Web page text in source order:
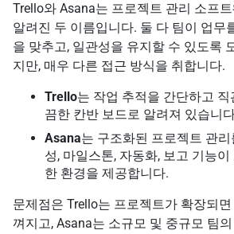
Trello와 Asana는 프로젝트 관리 소프
알려진 두 이름입니다. 둘 다 팀이 업무
을 맞추고, 일관성을 유지할 수 있도록
지만, 매우 다른 접근 방식을 취합니다.
Trello는 작업 추적을 간단하고
끔한 칸반 보드로 알려져 있습니
Asana는 구조화된 프로젝트 관
성, 마일스톤, 자동화, 보고 기능
한 환경을 제공합니다.
문제점은 Trello는 프로젝트가 확장되
껴지고, Asana는 소규모 및 중규모 팀